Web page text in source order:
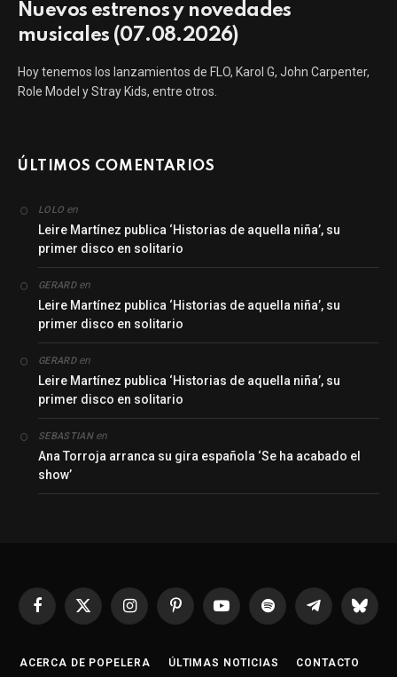
Nuevos estrenos y novedades
musicales (07.08.2026)
Hoy tenemos los lanzamientos de FLO, Karol G, John Carpenter,
Role Model y Stray Kids, entre otros.
ÚLTIMOS COMENTARIOS
LOLO en
Leire Martínez publica ‘Historias de aquella niña’, su
primer disco en solitario
GERARDen
Leire Martínez publica ‘Historias de aquella niña’, su
primer disco en solitario
GERARDen
Leire Martínez publica ‘Historias de aquella niña’, su
primer disco en solitario
SEBASTIANen
Ana Torroja arranca su gira española ‘Se ha acabado el
show’
Facebook
X
InstagramPinterestYouTubeSpotify Telegrama
ACERCA DE POPELERA ÚLTIMAS NOTICIAS CONTACTO